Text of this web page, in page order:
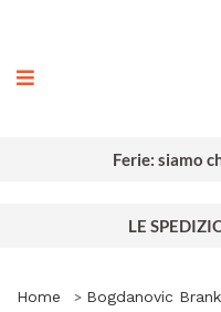
Ferie: siamo
LE
Home
Bogdanovic